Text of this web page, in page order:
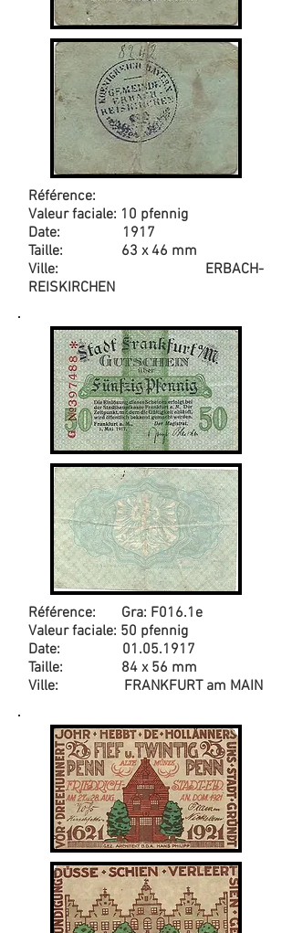
Référence:
Valeur faciale: 10 pfennig
Date: 1917
Taille: 63 x 46 mm
Ville: ERBACH-
REISKIRCHEN
Référence: Gra: F016.1e
Valeur faciale: 50 pfennig
Date: 01.05.1917
Taille: 84 x 56 mm
Ville: FRANKFURT am MAIN